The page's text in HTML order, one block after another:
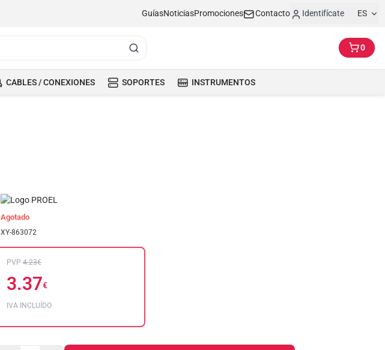
GuíasNoticiasPromociones Contacto Identifícate ES
0
CABLES / CONEXIONES SOPORTES INSTRUMENTOS
Agotado
XY-863072
PVP 4.23€
3.37€
IVA INCLUÍDO